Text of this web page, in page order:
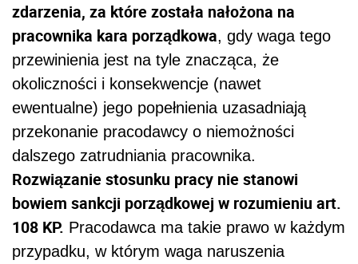
zdarzenia, za które została nałożona na
pracownika kara porządkowa, gdy waga tego
przewinienia jest na tyle znacząca, że
okoliczności i konsekwencje (nawet
ewentualne) jego popełnienia uzasadniają
przekonanie pracodawcy o niemożności
dalszego zatrudniania pracownika.
Rozwiązanie stosunku pracy nie stanowi
bowiem sankcji porządkowej w rozumieniu art.
108 KP. Pracodawca ma takie prawo w każdym
przypadku, w którym waga naruszenia